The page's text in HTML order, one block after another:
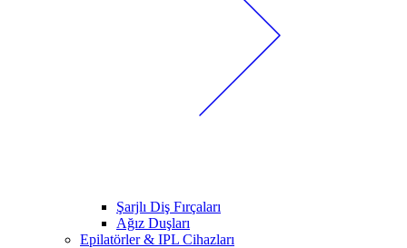
Şarjlı Diş Fırçaları
Ağız Duşları
Epilatörler & IPL Cihazları